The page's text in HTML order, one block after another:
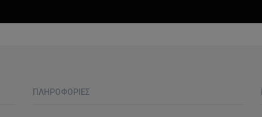
ΠΛΗΡΟΦΟΡΊΕΣ